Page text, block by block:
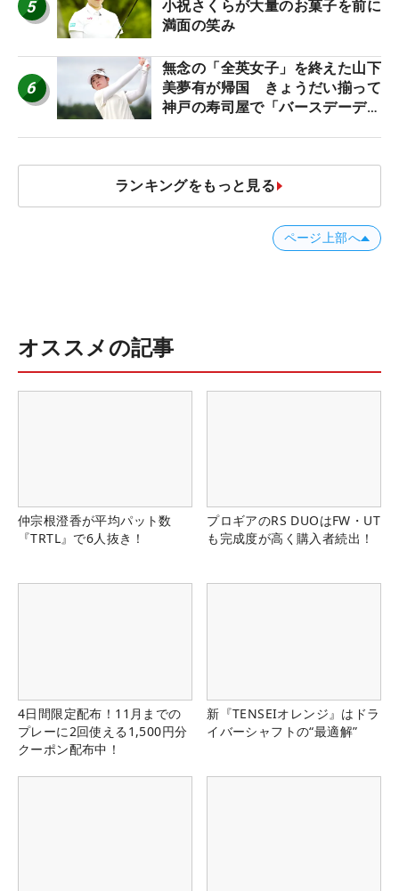
5
小祝さくらが大量のお菓子を前に
満面の笑み
6
無念の「全英女子」を終えた山下
美夢有が帰国 きょうだい揃って
神戸の寿司屋で「バースデーディ
ランキングをもっと見る
ページ上部へ
オススメの記事
仲宗根澄香が平均パット数
『TRTL』で6人抜き！
プロギアのRS DUOはFW・UT
も完成度が高く購入者続出！
4日間限定配布！11月までの
プレーに2回使える1,500円分
クーポン配布中！
新『TENSEIオレンジ』はドラ
イバーシャフトの“最適解”